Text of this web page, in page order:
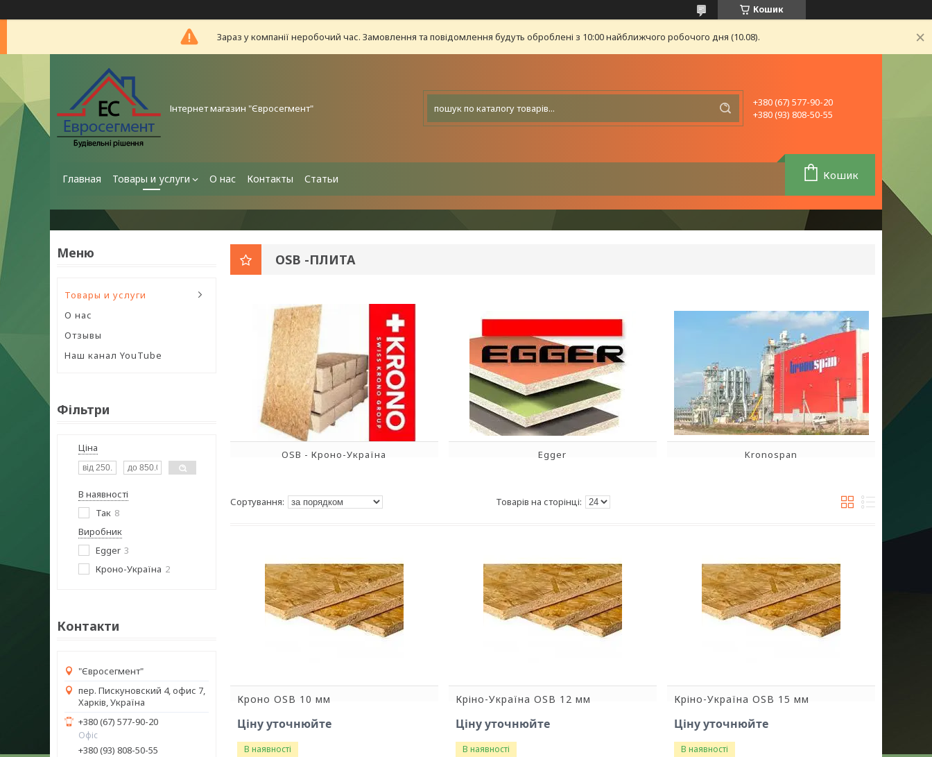
Кошик
Зараз у компанії неробочий час. Замовлення та повідомлення будуть оброблені з 10:00 найближчого робочого дня (10.08).
Інтернет магазин "Євросегмент"
+380 (67) 577-90-20
+380 (93) 808-50-55
Главная Товары и услуги О нас Контакты Статьи Кошик
Товары и услуги
О нас
Отзывы
Наш канал YouTube
Фільтри
Ціна
В наявності
Так 8
Виробник
Egger 3
Кроно-Україна 2
Контакти
"Євросегмент"
пер. Пискуновский 4, офис 7,
Харків, Україна
+380 (67) 577-90-20
Офіс
+380 (93) 808-50-55
OSB -ПЛИТА
OSB - Кроно-Україна Egger Kronospan
Кроно OSB 10 мм
Ціну уточнюйте
В наявності
Кріно-Україна OSB 12 мм
Ціну уточнюйте
В наявності
Кріно-Україна OSB 15 мм
Ціну уточнюйте
В наявності